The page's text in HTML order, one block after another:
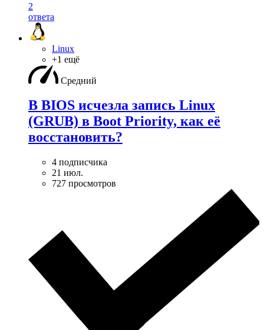
2
ответа
Linux
+1 ещё
Средний
В BIOS исчезла запись Linux
(GRUB) в Boot Priority, как её
восстановить?
4 подписчика
21 июл.
727 просмотров